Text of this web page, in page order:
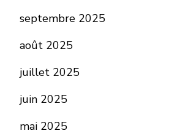
septembre 2025
août 2025
juillet 2025
juin 2025
mai 2025